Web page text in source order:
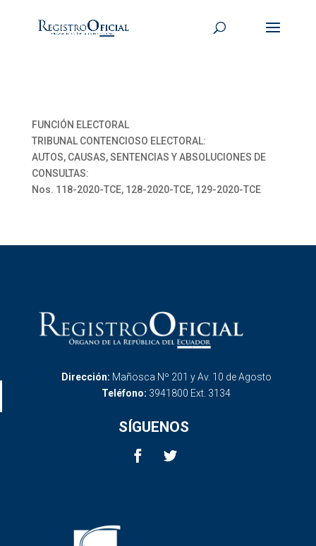
FUNCIÓN ELECTORAL
TRIBUNAL CONTENCIOSO ELECTORAL:
AUTOS, CAUSAS, SENTENCIAS Y ABSOLUCIONES DE
CONSULTAS:
Nos. 118-2020-TCE, 128-2020-TCE, 129-2020-TCE
Dirección: Mañosca Nº 201 y Av. 10 de Agosto
Teléfono: 3941800 Ext. 3134
SÍGUENOS